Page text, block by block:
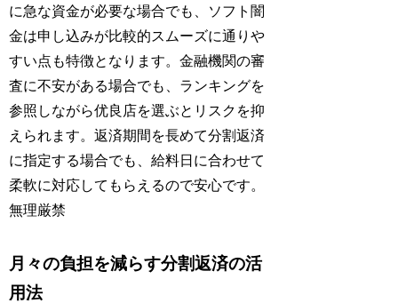
に急な資金が必要な場合でも、ソフト闇
金は申し込みが比較的スムーズに通りや
すい点も特徴となります。金融機関の審
査に不安がある場合でも、ランキングを
参照しながら优良店を選ぶとリスクを抑
えられます。返済期間を長めて分割返済
に指定する場合でも、給料日に合わせて
柔軟に対応してもらえるので安心です。
無理厳禁
月々の負担を減らす分割返済の活
用法